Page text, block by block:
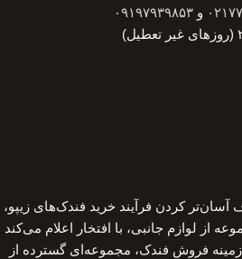
و ۰۹۱۹۷۹۳۹۸۵۳
آسان‌تر کردن فرآیند خرید فندک‌های زیپو،
از لوازم جانبی، با افتخار اعلام می‌کند
در زمینه فروش فندک، مجموعه‌ای گسترده از